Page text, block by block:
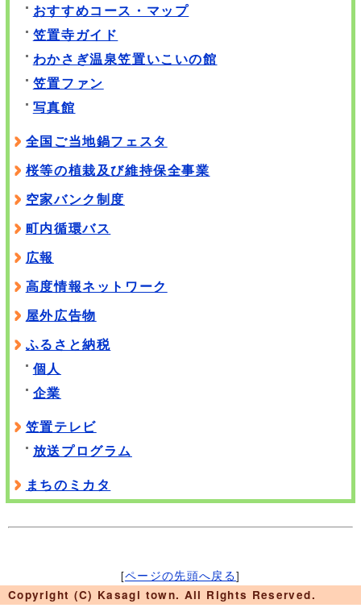
おすすめコース・マップ
笠置寺ガイド
わかさぎ温泉笠置いこいの館
笠置ファン
写真館
全国ご当地鍋フェスタ
桜等の植栽及び維持保全事業
空家バンク制度
町内循環バス
広報
高度情報ネットワーク
屋外広告物
ふるさと納税
個人
企業
笠置テレビ
放送プログラム
まちのミカタ
[ページの先頭へ戻る]
Copyright (C) Kasagi town. All Rights Reserved.